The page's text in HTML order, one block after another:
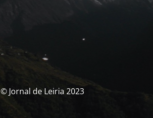
© Jornal de Leiria 2023